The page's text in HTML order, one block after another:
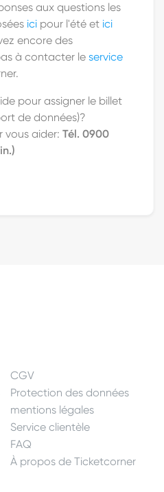
aux questions les
ici pour l'été et ici
encore des
à contacter le service
pour assigner le billet
de données)?
vous aider: Tél. 0900
CGV
Protection des données
mentions légales
Service clientèle
FAQ
À propos de Ticketcorner